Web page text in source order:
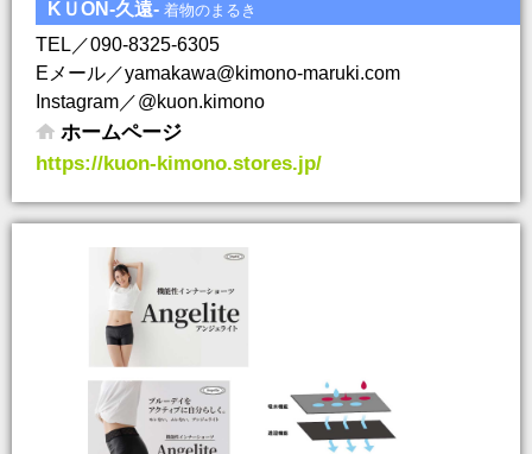
KＵON-久遠- 着物のまるき
TEL／090-8325-6305
Eメール／yamakawa@kimono-maruki.com
Instagram／@kuon.kimono
ホームページ
https://kuon-kimono.stores.jp/